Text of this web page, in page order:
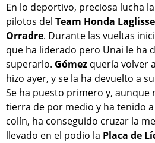
En lo deportivo, preciosa lucha
pilotos del Team Honda Laglisse
Orradre. Durante las vueltas
que ha liderado pero Unai le ha
superarlo. Gómez quería volver
hizo ayer, y se la ha devuelto a
Se ha puesto primero y,
tierra de por medio y ha tenido a
colín, ha conseguido cruzar la
llevado en el podio la Placa de